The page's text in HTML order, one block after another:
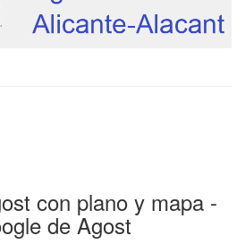
con plano y mapa -
de Agost